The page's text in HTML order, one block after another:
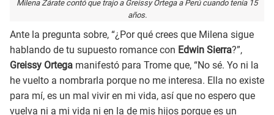
Milena Zárate contó que trajo a Greissy Ortega a Perú cuando tenía 15
años.
Ante la pregunta sobre, “¿Por qué crees que Milena sigue
hablando de tu supuesto romance con Edwin Sierra?”,
Greissy Ortega manifestó para Trome que, “No sé. Yo ni la
he vuelto a nombrarla porque no me interesa. Ella no existe
para mí, es un mal vivir en mi vida, así que no espero que
vuelva ni a mi vida ni en la de mis hijos porque es un